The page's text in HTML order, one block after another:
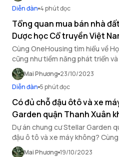
Diễn đàn 4 phút đọc
Tổng quan mua bán nhà
Dược học Cổ truyền Việt
Cùng OneHousing tìm hiểu về
cũng như tiềm năng phát triển
xung quanh khu vực này nhé!
Mai Phương 23/10/2023
Diễn đàn 5 phút đọc
Có đủ chỗ đậu ôtô và xe
Garden quận Thanh Xuân
Dự án chung cư Stellar Garden
đậu ô tô và xe máy không?
trong bài viết sau!
Mai Phương 19/10/2023